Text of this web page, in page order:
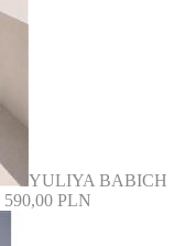
YULIYA BABICH
590,00 PLN